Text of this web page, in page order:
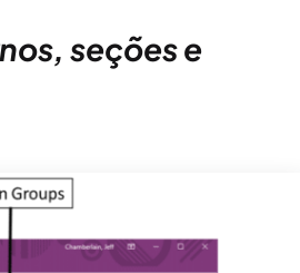
seções e